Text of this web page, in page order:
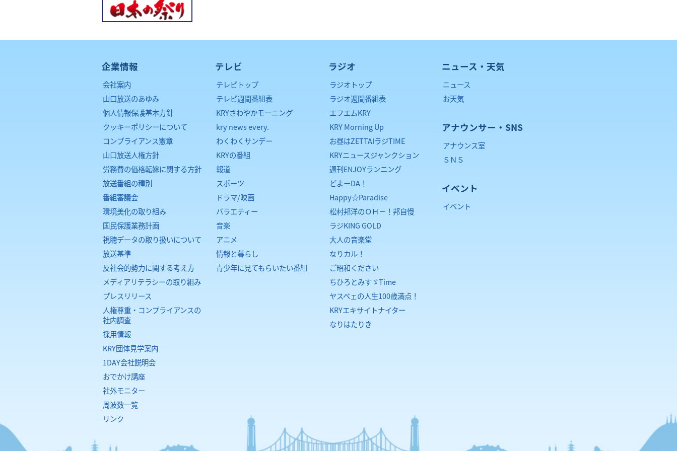
企業情報
会社案内
山口放送のあゆみ
個人情報保護基本方針
クッキーポリシーについて
コンプライアンス憲章
山口放送人権方針
労務費の価格転嫁に関する方針
放送番組の種別
番組審議会
環境美化の取り組み
国民保護業務計画
視聴データの取り扱いについて
放送基準
反社会的勢力に関する考え方
メディアリテラシーの取り組み
プレスリリース
人権尊重・コンプライアンスの
社内調査
採用情報
KRY団体見学案内
1DAY会社説明会
おでかけ講座
社外モニター
周波数一覧
リンク
テレビ
テレビトップ
テレビ週間番組表
KRYさわやかモーニング
kry news every.
わくわくサンデー
KRYの番組
報道
スポーツ
ドラマ/映画
バラエティー
音楽
アニメ
情報と暮らし
青少年に見てもらいたい番組
ラジオ
ラジオトップ
ラジオ週間番組表
エフエムKRY
KRY Morning Up
お昼はZETTAIラジTIME
KRYニュースジャンクション
週刊ENJOYランニング
どよーDA！
Happy☆Paradise
松村邦洋のＯＨ－！邦自慢
ラジKING GOLD
大人の音楽堂
なりカル！
ご昭和ください
ちひろとみすゞTime
ヤスベェの人生100歳満点！
KRYエキサイトナイター
なりはたりき
ニュース・天気
ニュース
お天気
アナウンサー・SNS
アナウンス室
ＳＮＳ
イベント
イベント